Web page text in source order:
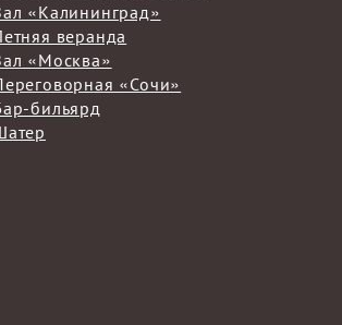
«Калининград»
веранда
«Москва»
«Сочи»
бильярд